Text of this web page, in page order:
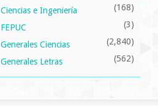
Ciencias e Ingeniería (168)
FEPUC (3)
Generales Ciencias (2,840)
Generales Letras (562)